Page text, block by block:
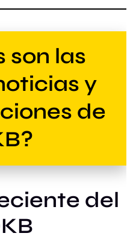
son las
y
de
del